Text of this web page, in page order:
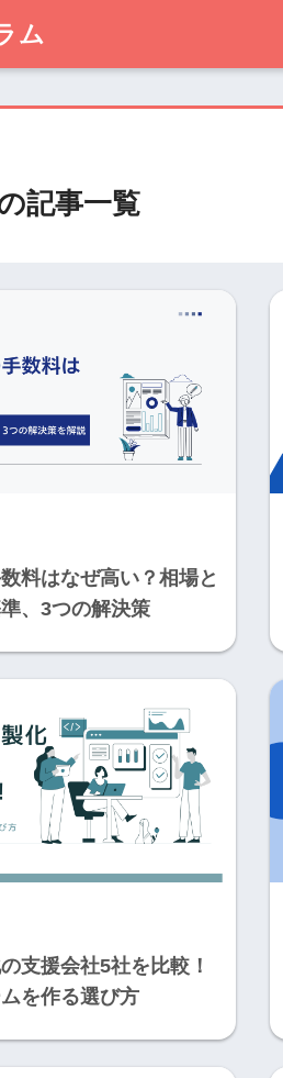
ム
記事一覧
料はなぜ高い？相場と
、3つの解決策
支援会社5社を比較！
を作る選び方